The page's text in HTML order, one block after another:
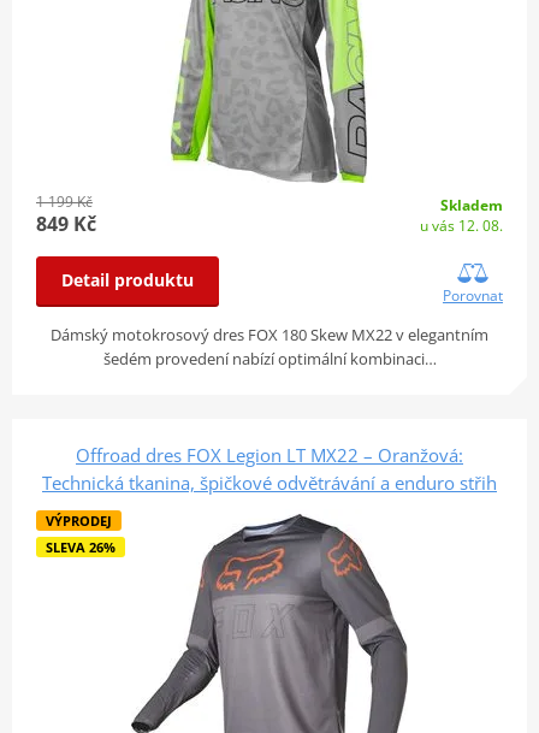
1 199 Kč
849 Kč
Skladem
u vás 12. 08.
Detail produktu
Porovnat
Dámský motokrosový dres FOX 180 Skew MX22 v elegantním
šedém provedení nabízí optimální kombinaci…
Offroad dres FOX Legion LT MX22 – Oranžová:
Technická tkanina, špičkové odvětrávání a enduro střih
VÝPRODEJ
SLEVA 26%